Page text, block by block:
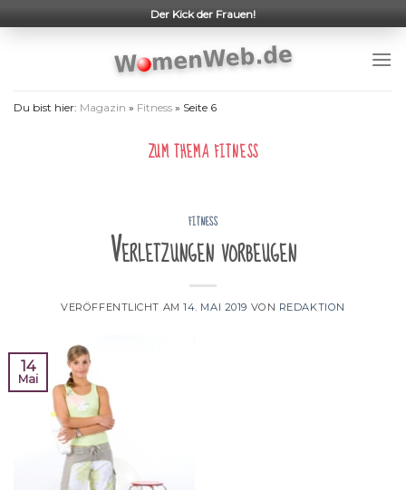
to
Der Kick der Frauen!
Du bist hier: Magazin » Fitness » Seite 6
ZUM THEMA FITNESS
FITNESS
Verletzungen vorbeugen
VERÖFFENTLICHT AM14. MAI 2019 VON REDAKTION
14
Mai